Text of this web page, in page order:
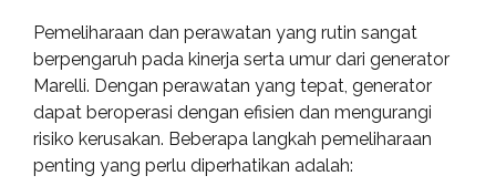
Pemeliharaan dan perawatan yang rutin sangat
berpengaruh pada kinerja serta umur dari generator
Marelli. Dengan perawatan yang tepat, generator
dapat beroperasi dengan efisien dan mengurangi
risiko kerusakan. Beberapa langkah pemeliharaan
penting yang perlu diperhatikan adalah: